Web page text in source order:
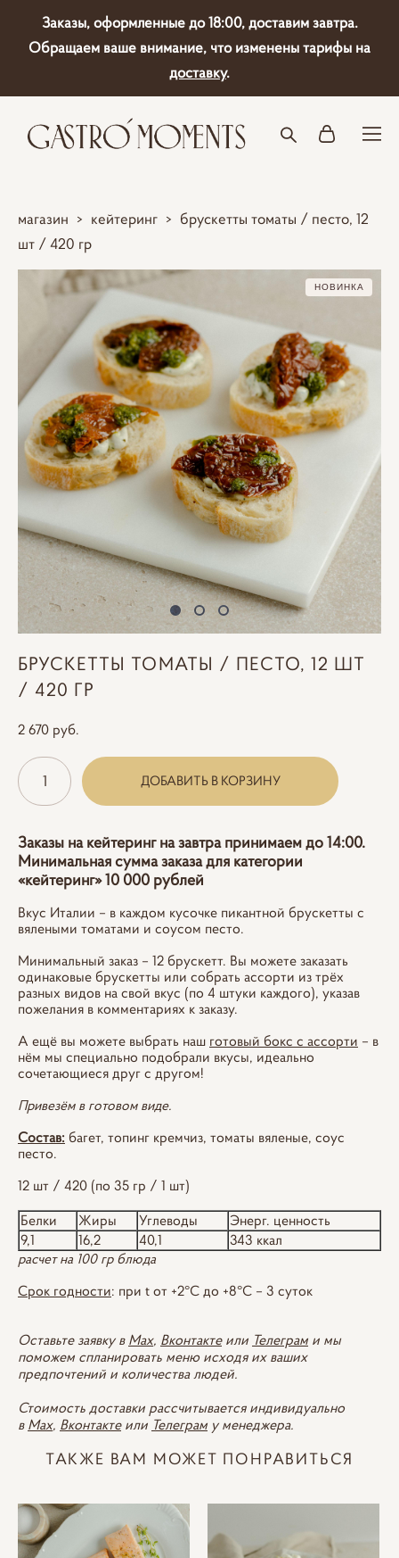
Заказы, оформленные до 18:00, доставим завтра.
Обращаем ваше внимание, что изменены тарифы на
доставку.
магазин > кейтеринг > брускетты томаты / песто, 12
шт / 420 гр
НОВИНКА
БРУСКЕТТЫ ТОМАТЫ / ПЕСТО, 12 ШТ
/ 420 ГР
2 670 pуб.
ДОБАВИТЬ В КОРЗИНУ
Заказы на кейтеринг на завтра принимаем до 14:00.
Минимальная сумма заказа для категории
«кейтеринг» 10 000 рублей
Вкус Италии – в каждом кусочке пикантной брускетты с
вялеными томатами и соусом песто.
Минимальный заказ – 12 брускетт. Вы можете заказать
одинаковые брускетты или собрать ассорти из трёх
разных видов на свой вкус (по 4 штуки каждого), указав
пожелания в комментариях к заказу.
А ещё вы можете выбрать наш готовый бокс с ассорти – в
нём мы специально подобрали вкусы, идеально
сочетающиеся друг с другом!
Привезём в готовом виде.
Состав: багет, топинг кремчиз, томаты вяленые, соус
песто.
12 шт / 420 (по 35 гр / 1 шт)
Белки Жиры Углеводы
Энерг. ценность
9,1
16,2 40,1
343 ккал
расчет на 100 гр блюда
Срок годности: при t от +2°С до +8°С – 3 суток
Оставьте заявку в Max, Вконтактеили Телеграм и мы
поможем спланировать меню исходя их ваших
предпочтений и количества людей.
Стоимость доставки рассчитывается индивидуально
в Max, Вконтактеили Телеграм у менеджера.
ТАКЖЕ ВАМ МОЖЕТ ПОНРАВИТЬСЯ